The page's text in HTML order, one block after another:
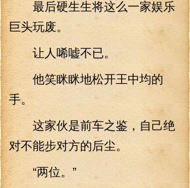
最后硬生生将这么一家娱乐
巨头玩废。
让人唏嘘不已。
他笑眯眯地松开王中均的
手。
这家伙是前车之鉴，自己绝
对不能步对方的后尘。
“两位。”